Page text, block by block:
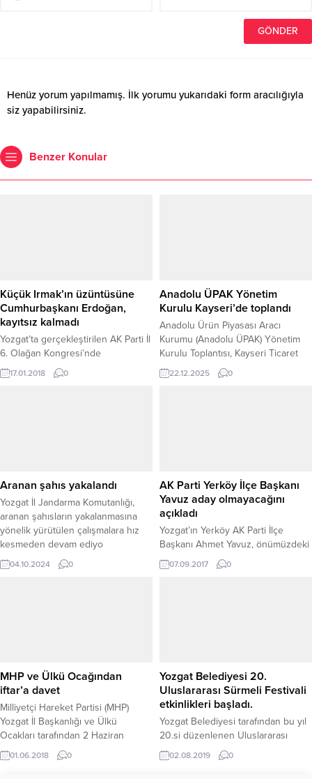
Henüz yorum yapılmamış. İlk yorumu yukarıdaki form aracılığıyla
siz yapabilirsiniz.
Benzer Konular
Küçük Irmak’ın üzüntüsüne
Cumhurbaşkanı Erdoğan,
kayıtsız kalmadı
Yozgat’ta gerçekleştirilen AK Parti İl
6. Olağan Kongresi’nde
Cumhurbaşkanı Recep Tayyip
Erdoğan ile görüşemediği için
17.01.2018 0
Anadolu ÜPAK Yönetim
Kurulu Kayseri’de toplandı
Anadolu Ürün Piyasası Aracı
Kurumu (Anadolu ÜPAK) Yönetim
Kurulu Toplantısı, Kayseri Ticaret
Borsası Başkanı ve Anadolu ÜPAK
Yönetim Kurulu Başkan Yardımcısı
Yönetim Kurulu Başkanı Mehmet
Erkekli’nin yanı...
22.12.2025 0
Aranan şahıs yakalandı
Yozgat İl Jandarma Komutanlığı,
aranan şahısların yakalanmasına
yönelik yürütülen çalışmalara hız
kesmeden devam ediyo
04.10.2024 0
AK Parti Yerköy İlçe Başkanı
Yavuz aday olmayacağını
açıkladı
Yozgat’ın Yerköy AK Parti İlçe
Başkanı Ahmet Yavuz, önümüzdeki
günlerde yapılacak olan Partisinin
5. Olağan Kongresinde yeniden
07.09.2017 0
MHP ve Ülkü Ocağından
iftar’a davet
Milliyetçi Hareket Partisi (MHP)
Yozgat İl Başkanlığı ve Ülkü
Ocakları tarafından 2 Haziran
Cumartesi günü Cumhuriyet
Meydanında iftar yemeği
01.06.2018 0
Yozgat Belediyesi 20.
Uluslararası Sürmeli Festivali
etkinlikleri başladı.
Yozgat Belediyesi tarafından bu yıl
20.si düzenlenen Uluslararası
Sürmeli Festivali etkinlikleri başladı.
02.08.2019 0